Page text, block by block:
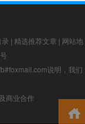
| 精选推荐文章 | 网站地
说明，我们
商业合作